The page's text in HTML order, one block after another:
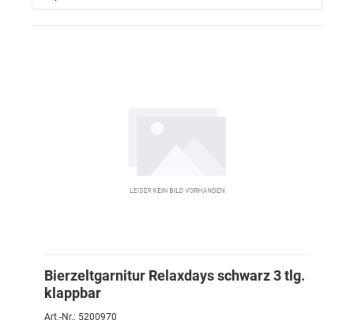
Bierzeltgarnitur Relaxdays schwarz 3 tlg.
klappbar
Art.-Nr.: 5200970